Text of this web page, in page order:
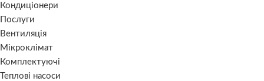
Кондиціонери
Послуги
Вентиляція
Мікроклімат
Комплектуючі
Теплові насоси